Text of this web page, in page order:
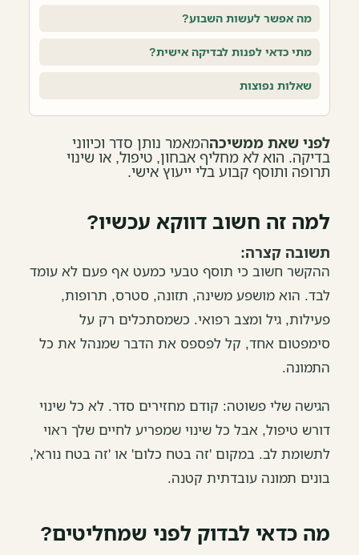
מה אפשר לעשות השבוע?
מתי כדאי לפנות לבדיקה אישית?
שאלות נפוצות
לפני שאת ממשיכההמאמר נותן סדר וכיווני
בדיקה. הוא לא מחליף אבחון, טיפול, או שינוי
תרופה ותוסף קבוע בלי ייעוץ אישי.
למה זה חשוב דווקא עכשיו?
תשובה קצרה:
ההקשר חשוב כי תוסף טבעי כמעט אף פעם לא עומד
לבד. הוא מושפע משינה, תזונה, סטרס, תרופות,
פעילות, גיל ומצב רפואי. כשמסתכלים רק על
סימפטום אחד, קל לפספס את הדבר שמנהל את כל
התמונה.
הגישה שלי פשוטה: קודם מחזירים סדר. לא כל שינוי
דורש טיפול, אבל כל שינוי שמפריע לחיים שלך ראוי
לתשומת לב. במקום 'זה בטח כלום' או 'זה בטח נורא',
בונים תמונה עובדתית קטנה.
מה כדאי לבדוק לפני שמחליטים?